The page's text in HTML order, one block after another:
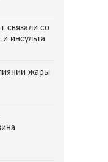
связали со
инсульта
жары